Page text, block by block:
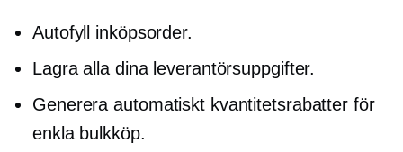
Autofyll inköpsorder.
Lagra alla dina leverantörsuppgifter.
Generera automatiskt kvantitetsrabatter för
enkla bulkköp.